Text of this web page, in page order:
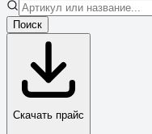
Поиск
Скачать прайс